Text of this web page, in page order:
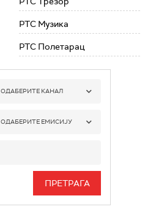
РТС Музика
РТС Полетарац
ОДАБЕРИТЕ КАНАЛ
РТС 1
РТС 3
ОДАБЕРИТЕ ЕМИСИЈУ
ИНФО